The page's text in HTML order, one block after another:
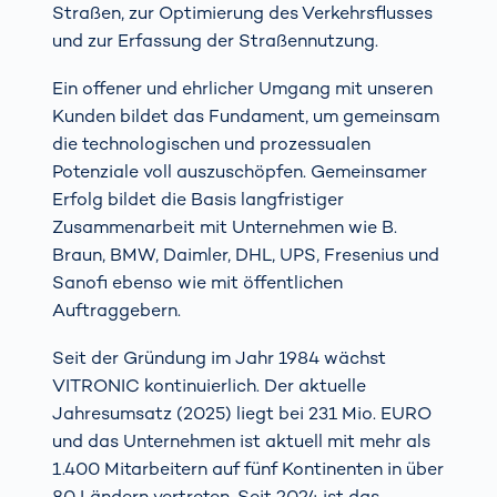
Straßen, zur Optimierung des Verkehrsflusses
und zur Erfassung der Straßennutzung.
Ein offener und ehrlicher Umgang mit unseren
Kunden bildet das Fundament, um gemeinsam
die technologischen und prozessualen
Potenziale voll auszuschöpfen. Gemeinsamer
Erfolg bildet die Basis langfristiger
Zusammenarbeit mit Unternehmen wie B.
Braun, BMW, Daimler, DHL, UPS, Fresenius und
Sanofi ebenso wie mit öffentlichen
Auftraggebern.
Seit der Gründung im Jahr 1984 wächst
VITRONIC kontinuierlich. Der aktuelle
Jahresumsatz (2025) liegt bei 231 Mio. EURO
und das Unternehmen ist aktuell mit mehr als
1.400 Mitarbeitern auf fünf Kontinenten in über